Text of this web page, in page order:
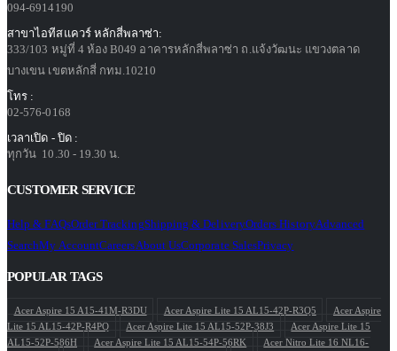
094-6914190
สาขาไอทีสแควร์ หลักสี่พลาซ่า:
333/103 หมู่ที่ 4 ห้อง B049 อาคารหลักสี่พลาซ่า ถ.แจ้งวัฒนะ แขวงตลาด
บางเขน เขตหลักสี่ กทม.10210
โทร :
02-576-0168
เวลาเปิด - ปิด :
ทุกวัน 10.30 - 19.30 น.
CUSTOMER SERVICE
Help & FAQsOrder TrackingShipping & DeliveryOrders HistoryAdvanced
SearchMy AccountCareersAbout UsCorporate SalesPrivacy
POPULAR TAGS
Acer Aspire 15 A15-41M-R3DU Acer Aspire Lite 15 AL15-42P-R3Q5
Acer Aspire
Lite 15 AL15-42P-R4PQ
Acer Aspire Lite 15 AL15-52P-38J3
Acer Aspire Lite 15
AL15-52P-586H
Acer Aspire Lite 15 AL15-54P-56RK
Acer Nitro Lite 16 NL16-